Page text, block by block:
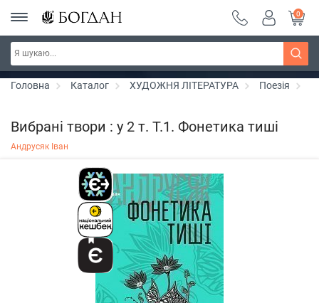
РОЗПРОДАЖ ~ 150 грн ~ 200 грн ~ 250 грн ~
300 грн ~ РОЗПРОДАЖ
Дізнатись більше
0
Головна Каталог ХУДОЖНЯ ЛІТЕРАТУРА Поезія
Вибрані твори : у 2 т. Т.1. Фонетика тиші
Андрусяк Іван